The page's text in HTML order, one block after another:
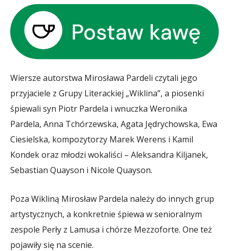
Wiersze autorstwa Mirosława Pardeli czytali jego
przyjaciele z Grupy Literackiej „Wiklina”, a piosenki
śpiewali syn Piotr Pardela i wnuczka Weronika
Pardela, Anna Tchórzewska, Agata Jędrychowska, Ewa
Ciesielska, kompozytorzy Marek Werens i Kamil
Kondek oraz młodzi wokaliści – Aleksandra Kiljanek,
Sebastian Quayson i Nicole Quayson.
Poza Wikliną Mirosław Pardela należy do innych grup
artystycznych, a konkretnie śpiewa w senioralnym
zespole Perły z Lamusa i chórze Mezzoforte. One też
pojawiły się na scenie.